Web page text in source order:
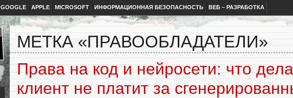
GOOGLE APPLE MICROSOFT ИНФОРМАЦИОННАЯ БЕЗОПАСНОСТЬ ВЕБ – РАЗРАБОТКА
МЕТКА «ПРАВООБЛАДАТЕЛИ»
Права на код и нейросети: что
клиент не платит за